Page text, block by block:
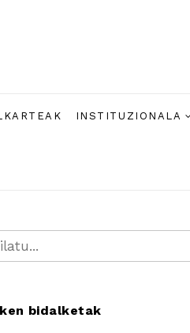
INSTITUZIONALA
bidalketak